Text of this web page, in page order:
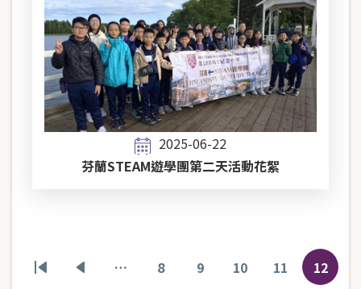
2025-06-22
芬蘭STEAM遊學團第二天活動花絮
Pagination
First
Previous
…
頁
8
頁
9
頁
10
頁
11
目
12